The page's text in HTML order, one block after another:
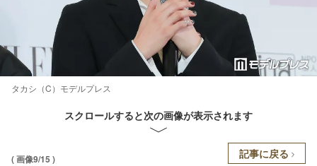
タカシ（C）モデルプレス
スクロールすると次の画像が表示されます
( 画像9/15 ) 記事に戻る